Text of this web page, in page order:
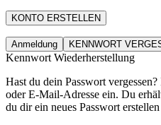
KONTO ERSTELLEN
Anmeldung KENNWORT
Kennwort Wiederherstellung
Hast du dein Passwort
oder E-Mail-Adresse ein. Du
du dir ein neues Passwort